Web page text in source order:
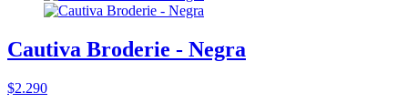
Cautiva Broderie - Negra
$2.290